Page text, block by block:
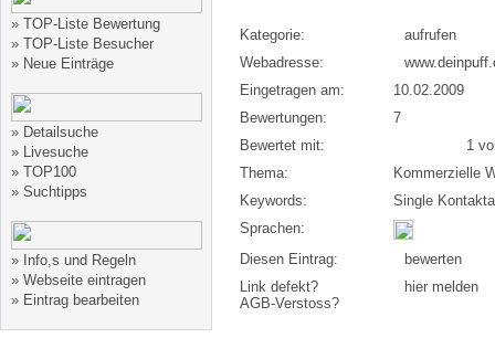
» TOP-Liste Bewertung
» TOP-Liste Besucher
» Neue Einträge
» Detailsuche
» Livesuche
» TOP100
» Suchtipps
» Info,s und Regeln
» Webseite eintragen
» Eintrag bearbeiten
Kategorie:
aufrufen
Webadresse:
Eingetragen am:
10.02.2009
Bewertungen:
7
Bewertet mit:
1
Thema:
Kommerzielle
Keywords:
Single
Sprachen:
Diesen Eintrag:
bewerten
Link defekt?
AGB-Verstoss?
hier melden